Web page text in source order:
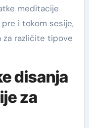
meditacije
i tokom sesije,
za različite tipove
disanja
za